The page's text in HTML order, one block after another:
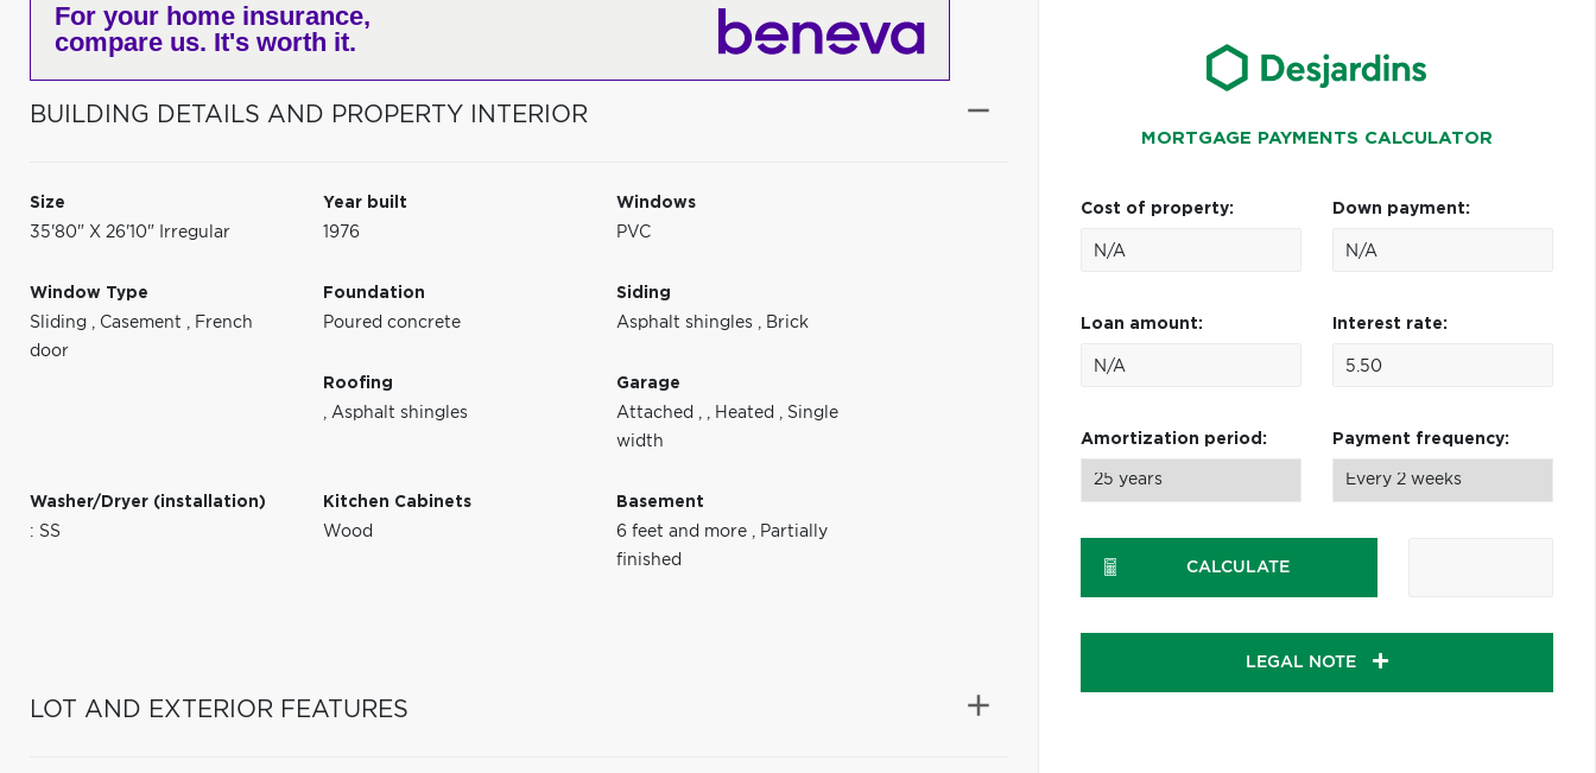
For your home insurance,
compare us. It's worth it.
BUILDING DETAILS AND PROPERTY INTERIOR
Size
35'80" X 26'10" Irregular
Year built
1976
Windows
PVC
Window Type
Sliding , Casement , French
door
Foundation
Poured concrete
Siding
Asphalt shingles , Brick
Roofing
,Asphalt shingles
Garage
Attached , , Heated , Single
width
Washer/Dryer (installation)
: SS
Kitchen Cabinets
Wood
Basement
6 feet and more , Partially
finished
LOT AND EXTERIOR FEATURES
MORTGAGE PAYMENTS CALCULATOR
Cost of property: Down payment:
Loan amount: Interest rate:
Amortization period: Payment frequency:
CALCULATE
LEGAL NOTE